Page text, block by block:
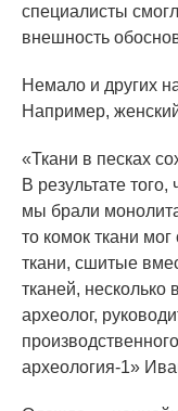
специалисты
внешность
Немало и других
Например,
«Ткани в песках
В результате
мы брали
то комок ткани
ткани, сшитые
тканей,
археолог,
археология-1»